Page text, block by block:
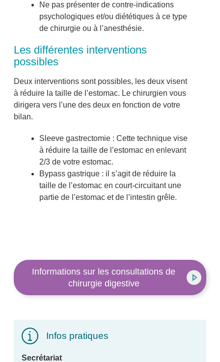
Ne pas présenter de contre-indications
psychologiques et/ou diététiques à ce type
de chirurgie ou à l’anesthésie.
Les différentes interventions
possibles
Deux interventions sont possibles, les deux visent
à réduire la taille de l’estomac. Le chirurgien vous
dirigera vers l’une des deux en fonction de votre
bilan.
Sleeve gastrectomie : Cette technique vise
à réduire la taille de l’estomac en enlevant
2/3 de votre estomac.
Bypass gastrique : il s’agit de réduire la
taille de l’estomac en court-circuitant une
partie de l’estomac et de l’intestin grêle.
Informations sur les consultations de
chirurgie digestive
Infos pratiques
Secrétariat